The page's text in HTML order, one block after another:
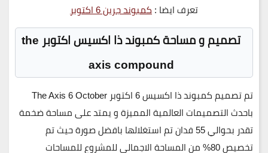
تعرف ايضا :كمبوند جرين 6 اكتوبر
تصميم و مساحة كمبوند ذا اكسيس اكتوبر the
axis compound
تم تصميم كمبوند ذا اكسيس 6 اكتوبر The Axis 6 October
باحدث التصميمات العالمية المميزة و يمتد على مساحة ضخمة
تقدر بحوالي 55 فدان تم استغلالها بافضل صورة حيث تم
تخصيص 80% من المساحة الاجمالي للمشروع للمساحات